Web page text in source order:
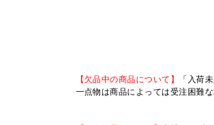
【欠品中の商品について】
「入荷
一点物は商品によっては受注困難